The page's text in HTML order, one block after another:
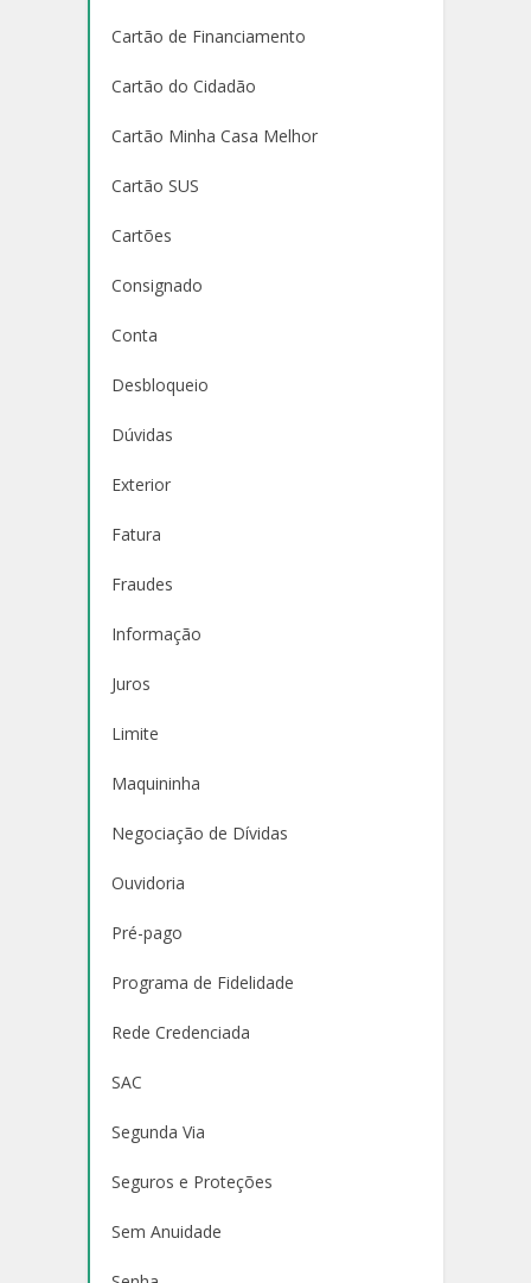
Cartão de Financiamento
Cartão do Cidadão
Cartão Minha Casa Melhor
Cartão SUS
Cartões
Consignado
Conta
Desbloqueio
Dúvidas
Exterior
Fatura
Fraudes
Informação
Juros
Limite
Maquininha
Negociação de Dívidas
Ouvidoria
Pré-pago
Programa de Fidelidade
Rede Credenciada
SAC
Segunda Via
Seguros e Proteções
Sem Anuidade